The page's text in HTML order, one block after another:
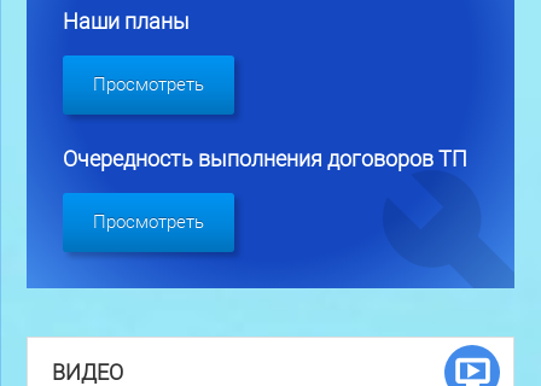
Наши планы
Просмотреть
Очередность выполнения договоров ТП
Просмотреть
ВИДЕО